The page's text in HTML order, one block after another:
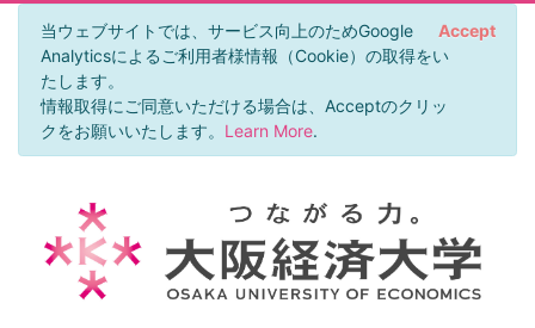
当ウェブサイトでは、サービス向上のためGoogle
Analyticsによるご利用者様情報（Cookie）の取得をい
たします。
情報取得にご同意いただける場合は、Acceptのクリッ
クをお願いいたします。 Learn More.
Accept